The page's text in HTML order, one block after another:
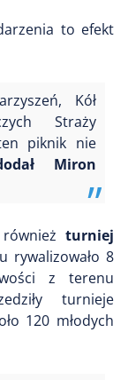
to efekt
Kół
Straży
piknik nie
Miron
turniej
rywalizowało 8
z terenu
turnieje
120 młodych